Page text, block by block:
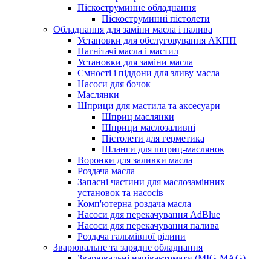
Піскоструминне обладнання
Піскоструминні пістолети
Обладнання для заміни масла і палива
Установки для обслуговування АКПП
Нагнітачі масла і мастил
Установки для заміни масла
Ємності і піддони для зливу масла
Насоси для бочок
Маслянки
Шприци для мастила та аксесуари
Шприц маслянки
Шприци маслозаливні
Пістолети для герметика
Шланги для шприц-маслянок
Воронки для заливки масла
Роздача масла
Запасні частини для маслозамінних
установок та насосів
Комп'ютерна роздача масла
Насоси для перекачування AdBlue
Насоси для перекачування палива
Роздача гальмівної рідини
Зварювальне та зарядне обладнання